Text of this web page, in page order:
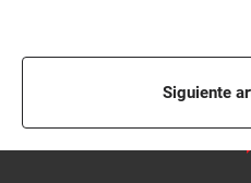
Siguiente